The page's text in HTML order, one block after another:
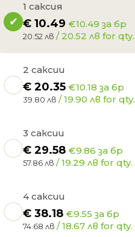
1 саксия
€ 10.49 €10.49 за бр
20.52 лв / 20.52 лв for qty.
2 саксии
€ 20.35 €10.18 за бр
39.80 лв / 19.90 лв for qty.
3 саксии
€ 29.58 €9.86 за бр
57.86 лв / 19.29 лв for qty.
4 саксии
€ 38.18 €9.55 за бр
74.68 лв / 18.67 лв for qty.